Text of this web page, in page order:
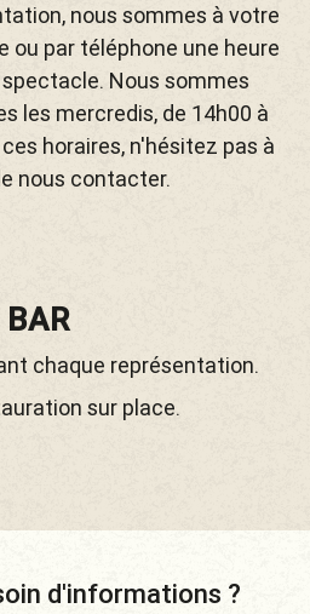
nous sommes à votre
ou par téléphone une heure
Nous sommes
les mercredis, de 14h00 à
horaires, n'hésitez pas à
nous contacter.
BAR
chaque représentation.
sur place.
d'informations ?